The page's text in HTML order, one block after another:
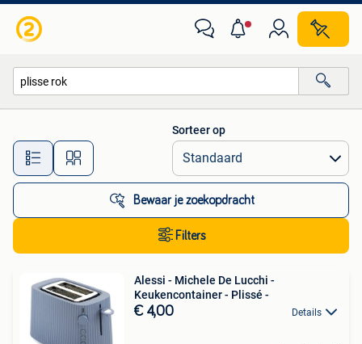
Alle afstanden…
Sorteer op
Bewaar je zoekopdracht
Filters
Alessi - Michele De Lucchi -
Keukencontainer - Plissé -
€ 4,00 Details